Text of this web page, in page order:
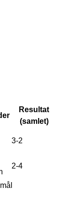
Resultat
(samlet)
3-2
2-4